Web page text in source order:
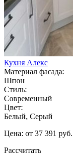
Кухня Алекс
Материал фасада:
Шпон
Стиль:
Современный
Цвет:
Белый, Серый
Цена: от 37 391 руб.
Рассчитать